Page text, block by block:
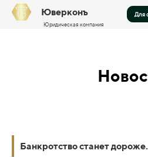
Юверконъ
Юридическая компания
Для
Банкротство станет